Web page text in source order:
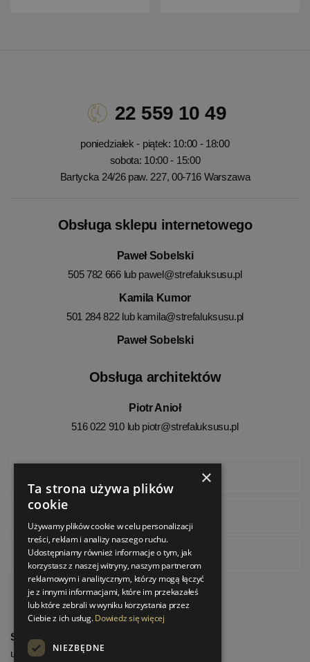
22 559 10 49
poniedziałek - piątek: 10:00 - 18:00
sobota: 10:00 - 15:00
Bartycka 24/26 paw. 227, 00-716 Warszawa
Obsługa sklepu internetowego
Paweł Sobelski
505 782 666 lub pawel@strefaluksusu.pl
Kamila Kumor
501 284 822 lub kamila@strefaluksusu.pl
Paweł Sobelski
Obsługa architektów
Piotr Anioł
516 022 910 lub piotr@strefaluksusu.pl
Pinterest
StrefaLuksusu.pl
ul. Bartycka 24/26 Pawilon 227
×
Ta strona używa plików
cookie
Używamy plików cookie w celu personalizacji
treści, reklam i analizy naszego ruchu.
Udostępniamy również informacje o tym, jak
korzystasz z naszej witryny, naszym partnerom
reklamowym i analitycznym, którzy mogą łączyć
je z innymi informacjami, które im przekazałeś
lub które zebrali w wyniku korzystania przez
Ciebie z ich usług.Dowiedz się więcej
NIEZBĘDNE